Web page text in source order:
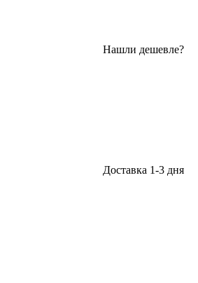
Нашли дешевле?
Доставка 1-3 дня